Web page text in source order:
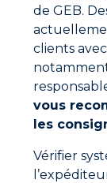
de GEB.
clients
vous
les
Vérifier